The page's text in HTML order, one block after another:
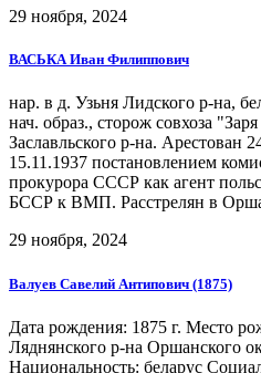
29 ноября, 2024
ВАСЬКА Иван Филиппович
нар. в д. Узьня Лидского р-на,
нач. образ., сторож совхоза
Заславльского р-на. Арестован
15.11.1937 постановлением
прокурора СССР как агент
БССР к ВМП. Расстрелян в
29 ноября, 2024
Валуев Савелий Антипович (1875)
Дата рождения: 1875 г. Место
Ляднянского р-на Оршанского
Национальность: беларус